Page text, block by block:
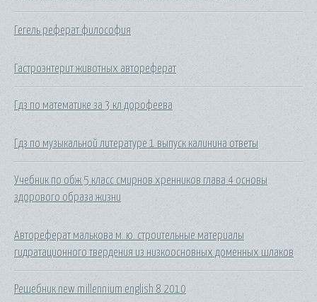
Гегель реферат философия
Гастроэнтерит животных автореферат
Гдз по математике за 3 кл дорофеева
Гдз по музыкальной литературе 1 выпуск калинина ответы
Учебник по обж 5 класс смирнов хренников глава 4 основы
здорового образа жизни
Автореферат малькова м. ю. строительные материалы
гидратационного твердения из низкоосновных доменных шлаков
Решебник new millennium english 8 2010